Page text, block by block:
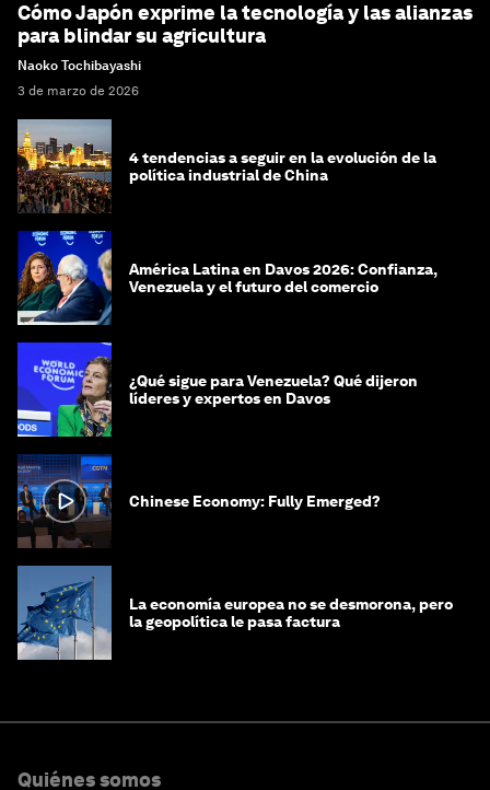
Cómo Japón exprime la tecnología y las alianzas
para blindar su agricultura
Naoko Tochibayashi
3 de marzo de 2026
4 tendencias a seguir en la evolución de la
política industrial de China
América Latina en Davos 2026: Confianza,
Venezuela y el futuro del comercio
¿Qué sigue para Venezuela? Qué dijeron
líderes y expertos en Davos
Chinese Economy: Fully Emerged?
La economía europea no se desmorona, pero
la geopolítica le pasa factura
Quiénes somos